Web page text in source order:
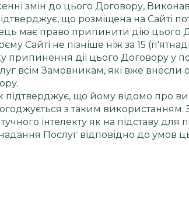
змін до цього Договору,
що розміщена на Сайті
має право припинити дію
Сайті не пізніше ніж за 15
припинення дії цього Договору у
всім Замовникам, які вже
що йому відомо про
з таким
інтелекту як на підставу
Послуг відповідно до умов